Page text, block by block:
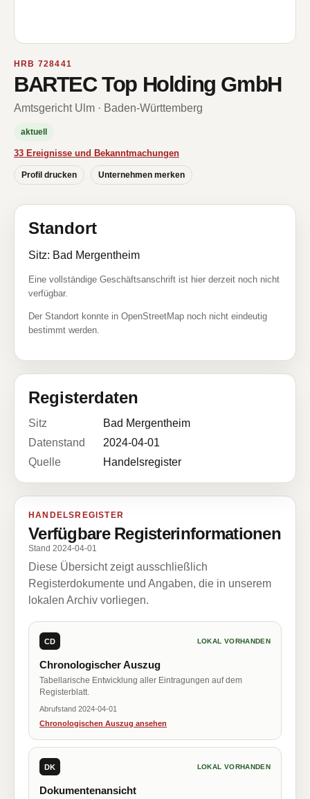
HRB 728441
BARTEC Top Holding GmbH
Amtsgericht Ulm · Baden-Württemberg
aktuell
33 Ereignisse und Bekanntmachungen
Profil drucken Unternehmen merken
Standort
Sitz: Bad Mergentheim
Eine vollständige Geschäftsanschrift ist hier derzeit noch nicht
verfügbar.
Der Standort konnte in OpenStreetMap noch nicht eindeutig
bestimmt werden.
Registerdaten
Sitz
Bad Mergentheim
Datenstand
2024-04-01
Quelle
Handelsregister
HANDELSREGISTER
Verfügbare Registerinformationen
Stand 2024-04-01
Diese Übersicht zeigt ausschließlich
Registerdokumente und Angaben, die in unserem
lokalen Archiv vorliegen.
CD LOKAL VORHANDEN
Chronologischer Auszug
Tabellarische Entwicklung aller Eintragungen auf dem
Registerblatt.
Abrufstand 2024-04-01
Chronologischen Auszug ansehen
DK LOKAL VORHANDEN
Dokumentenansicht